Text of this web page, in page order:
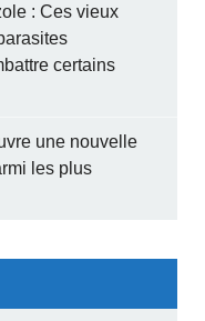
: Ces vieux
certains
une nouvelle
les plus